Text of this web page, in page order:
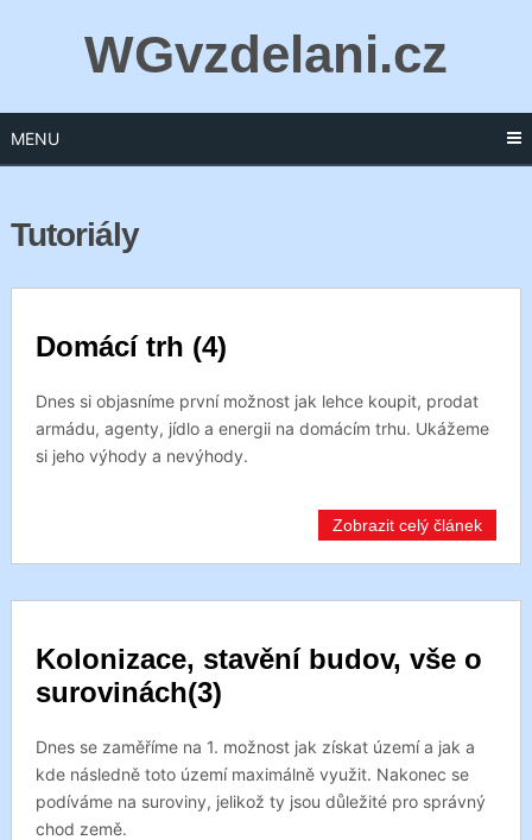
WGvzdelani.cz
MENU
Tutoriály
Domácí trh (4)
Dnes si objasníme první možnost jak lehce koupit, prodat
armádu, agenty, jídlo a energii na domácím trhu. Ukážeme
si jeho výhody a nevýhody.
Zobrazit celý článek
Kolonizace, stavění budov, vše o
surovinách(3)
Dnes se zaměříme na 1. možnost jak získat území a jak a
kde následně toto území maximálně využit. Nakonec se
podíváme na suroviny, jelikož ty jsou důležité pro správný
chod země.